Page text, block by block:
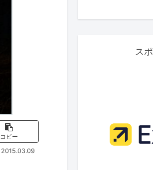
コピー
2015.03.09
ス